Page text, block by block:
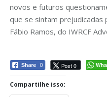
novos e futuros
que se sintam prejudicadas
Fábio Ramos, do IWRCF
Share 0 Post 0
Compartilhe isso: